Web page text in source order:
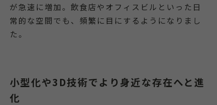
が急速に増加。飲食店やオフィスビルといった日
常的な空間でも、頻繁に目にするようになりまし
た。
小型化や3D技術でより身近な存在へと進
化